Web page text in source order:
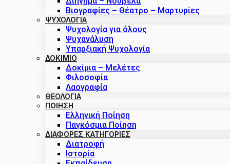
Βιογραφίες – Θέατρο – Μαρτυρίες
ΨΥΧΟΛΟΓΙΑ
Ψυχολογία για όλους
Ψυχανάλυση
Υπαρξιακή Ψυχολογία
ΔΟΚΊΜΙΟ
Δοκίμια – Μελέτες
Φιλοσοφία
Λαογραφία
ΘΕΟΛΟΓΙΑ
ΠΟΙΗΣΗ
Ελληνική Ποίηση
Παγκόσμια Ποίηση
ΔΙΑΦΟΡΕΣ ΚΑΤΗΓΟΡΙΕΣ
Διατροφή
Ιστορία